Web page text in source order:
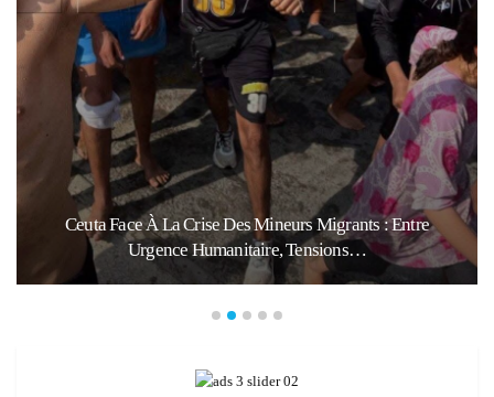
Ceuta Face À La Crise Des Mineurs Migrants : Entre
Urgence Humanitaire, Tensions…